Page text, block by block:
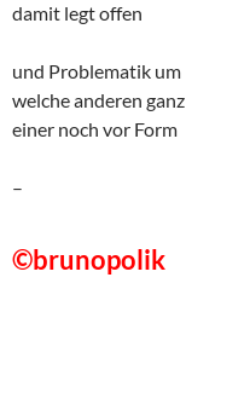
damit legt offen
und Problematik um
welche anderen ganz
einer noch vor Form
–
©brunopolik